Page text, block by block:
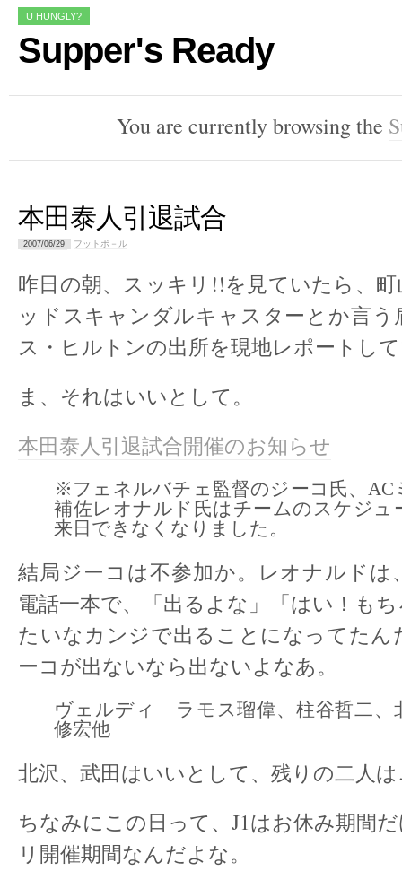
U HUNGLY?
Supper's Ready
You are currently browsing the
本田泰人引退試合
2007/06/29 フットボ－ル
昨日の朝、スッキリ!!を見ていたら、
ッドスキャンダルキャスターとか言
ス・ヒルトンの出所を現地レポートし
ま、それはいいとして。
本田泰人引退試合開催のお知らせ
※フェネルバチェ監督のジーコ氏、AC
補佐レオナルド氏はチームのスケジュ
来日できなくなりました。
結局ジーコは不参加か。レオナルドは
電話一本で、「出るよな」「はい！も
たいなカンジで出ることになってたん
ーコが出ないなら出ないよなあ。
ヴェルディ ラモス瑠偉、柱谷哲二、
修宏他
北沢、武田はいいとして、残りの二人
ちなみにこの日って、J1はお休み期間
リ開催期間なんだよな。